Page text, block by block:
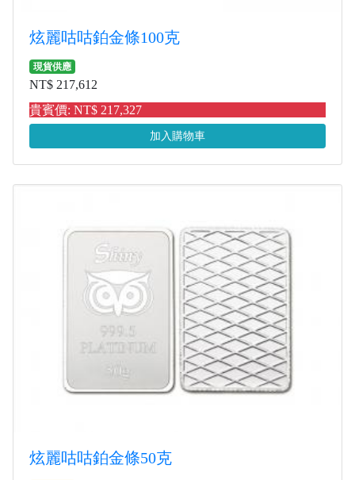
炫麗咕咕鉑金條100克
現貨供應
NT$ 217,612
貴賓價: NT$ 217,327
加入購物車
炫麗咕咕鉑金條50克